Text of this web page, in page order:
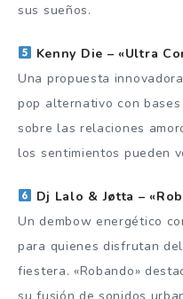
sus sueños.
Kenny Die – «Ultra
Una propuesta
pop alternativo con
sobre las relaciones
los sentimientos pueden
Dj Lalo & Jøtta –
Un dembow energético
para quienes disfrutan
fiestera. «Robando»
su fusión de sonidos